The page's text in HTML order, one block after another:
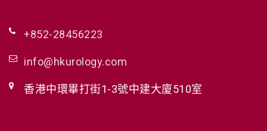
+852-28456223
info@hkurology.com
香港中環畢打街1-3號中建大廈510室